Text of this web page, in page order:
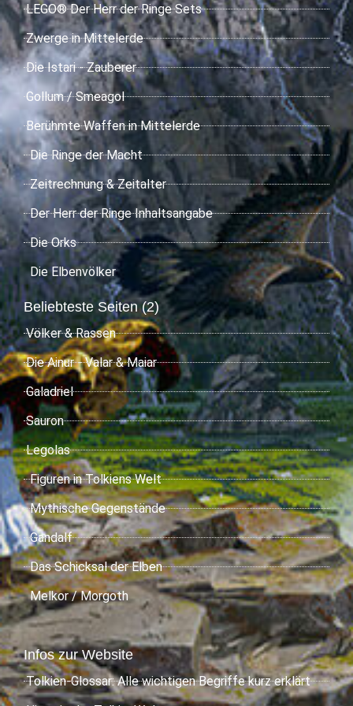
LEGO® Der Herr der Ringe Sets
Zwerge in Mittelerde
Die Istari - Zauberer
Gollum / Smeagol
Berühmte Waffen in Mittelerde
Die Ringe der Macht
Zeitrechnung & Zeitalter
Der Herr der Ringe Inhaltsangabe
Die Orks
Die Elbenvölker
Beliebteste Seiten (2)
Völker & Rassen
Die Ainur - Valar & Maiar
Galadriel
Sauron
Legolas
Figuren in Tolkiens Welt
Mythische Gegenstände
Gandalf
Das Schicksal der Elben
Melkor / Morgoth
Infos zur Website
Tolkien-Glossar: Alle wichtigen Begriffe kurz erklärt